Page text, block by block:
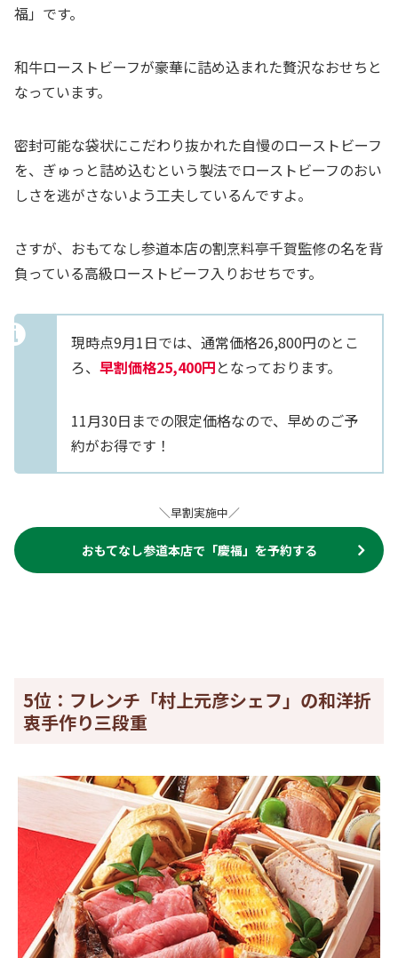
福」です。
和牛ローストビーフが豪華に詰め込まれた贅沢なおせちと
なっています。
密封可能な袋状にこだわり抜かれた自慢のローストビーフ
を、ぎゅっと詰め込むという製法でローストビーフのおい
しさを逃がさないよう工夫しているんですよ。
さすが、おもてなし参道本店の割烹料亭千賀監修の名を背
負っている高級ローストビーフ入りおせちです。
現時点9月1日では、通常価格26,800円のとこ
ろ、 早割価格25,400円となっております。
11月30日までの限定価格なので、早めのご予
約がお得です！
＼早割実施中／
おもてなし参道本店で「慶福」を予約する
5位：フレンチ「村上元彦シェフ」の和洋折
衷手作り三段重